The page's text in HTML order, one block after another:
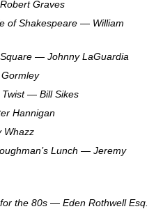
Robert Graves
of Shakespeare — William
— Johnny LaGuardia
— Bill Sikes
Hannigan
Whazz
Lunch — Jeremy
the 80s — Eden Rothwell Esq.